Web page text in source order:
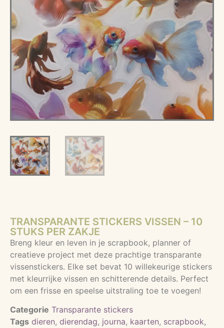
TRANSPARANTE STICKERS VISSEN – 10
STUKS PER ZAKJE
Breng kleur en leven in je scrapbook, planner of
creatieve project met deze prachtige transparante
vissenstickers. Elke set bevat 10 willekeurige stickers
met kleurrijke vissen en schitterende details. Perfect
om een frisse en speelse uitstraling toe te voegen!
Categorie Transparante stickers
Tags dieren, dierendag, journa, kaarten, scrapbook,